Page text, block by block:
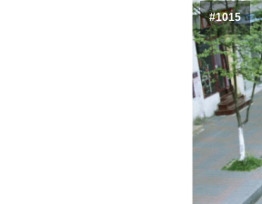
#1015